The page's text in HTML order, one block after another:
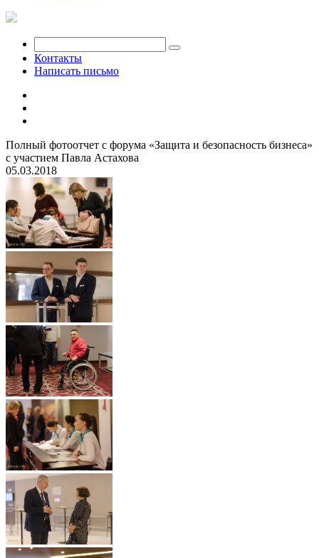
Контакты
Написать письмо
Полный фотоотчет с форума «Защита и безопасность бизнеса»
с участием Павла Астахова
05.03.2018